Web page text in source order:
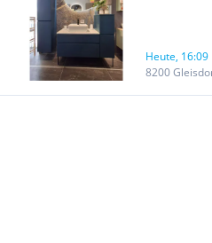
Heute, 16:09
8200